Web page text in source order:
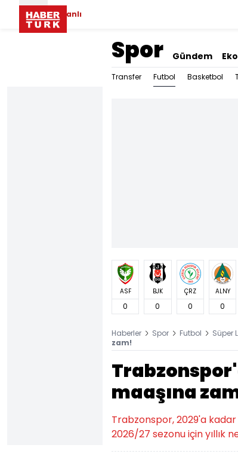
Canlı
Spor Gündem
Transfer Futbol Basketbol
ASF
0
BJK
0
ÇRZ
0
ALNY
0
Haberler Spor Futbol Süper
zam!
maaşına
Trabzonspor, 2029'a
2026/27 sezonu için yıllık